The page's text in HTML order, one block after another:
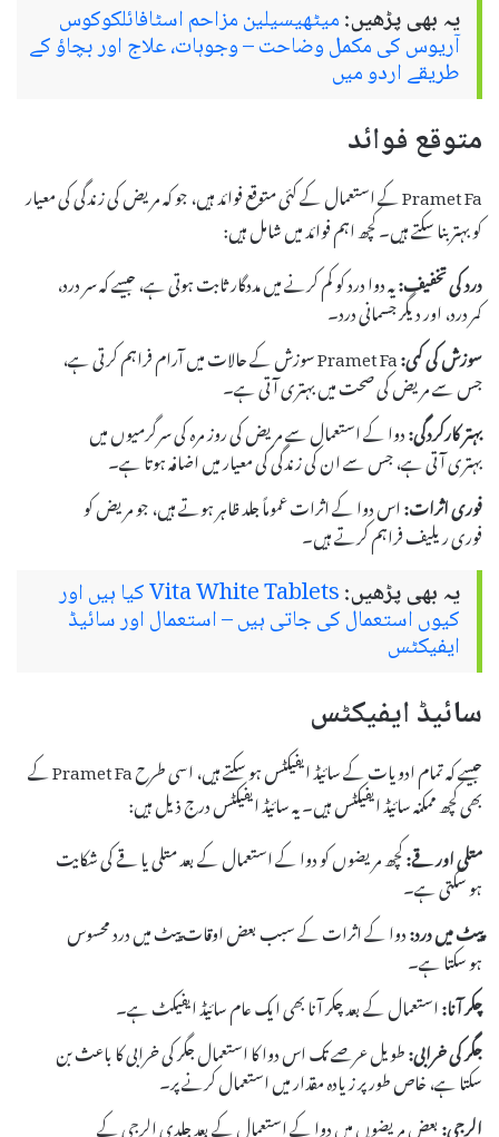
یہ بھی پڑھیں:میٹھیسیلین مزاحم اسٹافائلکوکوس
آریوس کی مکمل وضاحت – وجوہات، علاج اور بچاؤ کے
طریقے اردو میں
متوقع فوائد
Pramet Fa کے استعمال کے کئی متوقع فوائد ہیں، جو کہ مریض کی زندگی کی معیار
کو بہتر بنا سکتے ہیں۔ کچھ اہم فوائد میں شامل ہیں:
درد کی تخفیف:یہ دوا درد کو کم کرنے میں مددگار ثابت ہوتی ہے، جیسے کہ سر درد،
کمر درد، اور دیگر جسمانی درد۔
سوزش کی کمی:
Pramet Fa سوزش کے حالات میں آرام فراہم کرتی ہے،
جس سے مریض کی صحت میں بہتری آتی ہے۔
بہتر کارکردگی:دوا کے استعمال سے مریض کی روز مرہ کی سرگرمیوں میں
بہتری آتی ہے، جس سے ان کی زندگی کی معیار میں اضافہ ہوتا ہے۔
فوری اثرات:اس دوا کے اثرات عموماً جلد ظاہر ہوتے ہیں، جو مریض کو
فوری ریلیف فراہم کرتے ہیں۔
یہ بھی پڑھیں: Vita White Tablets کیا ہیں اور
کیوں استعمال کی جاتی ہیں – استعمال اور سائیڈ
ایفیکٹس
سائیڈ ایفیکٹس
جیسے کہ تمام ادویات کے سائیڈ ایفیکٹس ہو سکتے ہیں، اسی طرح Pramet Fa کے
بھی کچھ ممکنہ سائیڈ ایفیکٹس ہیں۔ یہ سائیڈ ایفیکٹس درج ذیل ہیں:
متلی اور قے:کچھ مریضوں کو دوا کے استعمال کے بعد متلی یا قے کی شکایت
ہو سکتی ہے۔
پیٹ میں درد:دوا کے اثرات کے سبب بعض اوقات پیٹ میں درد محسوس
ہو سکتا ہے۔
چکر آنا:استعمال کے بعد چکر آنا بھی ایک عام سائیڈ ایفیکٹ ہے۔
جگر کی خرابی:طویل عرصے تک اس دوا کا استعمال جگر کی خرابی کا باعث بن
سکتا ہے، خاص طور پر زیادہ مقدار میں استعمال کرنے پر۔
الرجی:بعض مریضوں میں دوا کے استعمال کے بعد جلدی الرجی کے